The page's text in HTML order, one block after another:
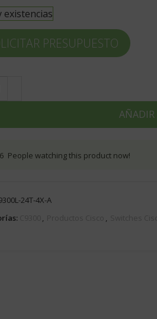
existencias
AÑADIR
PRESUPUESTO
6 People watching this product now!
24T-4X-A